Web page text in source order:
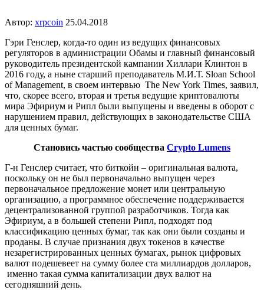
Автор: xrpcoin 25.04.2018
Гэри Генслер, когда-то один из ведущих финансовых
регуляторов в администрации Обамы и главный финансовый
руководитель президентской кампании Хиллари Клинтон в
2016 году, а ныне старший преподаватель М.И.Т. Sloan School
of Management, в своем интервью The New York Times, заявил,
что, скорее всего, вторая и третья ведущие криптовалюты
мира Эфириум и Рипл были выпущены и введены в оборот с
нарушением правил, действующих в законодательстве США
для ценных бумаг.
Становись частью сообщества Crypto Lumens
Г-н Генслер считает, что биткойн – оригинальная валюта,
поскольку он не был первоначально выпущен через
первоначальное предложение монет или центральную
организацию, а программное обеспечение поддерживается
децентрализованной группой разработчиков. Тогда как
Эфириум, а в большей степени Рипл, подходят под
классификацию ценных бумаг, так как они были созданы и
проданы. В случае признания двух токенов в качестве
незарегистрированных ценных бумагах, рынок цифровых
валют подешевеет на сумму более ста миллиардов долларов,
именно такая сумма капитализации двух валют на
сегодняшний день.